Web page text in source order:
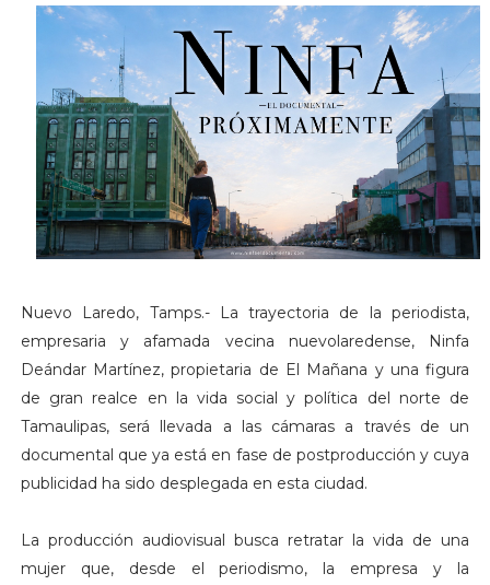
Nuevo Laredo, Tamps.- La trayectoria de la periodista,
empresaria y afamada vecina nuevolaredense, Ninfa
Deándar Martínez, propietaria de El Mañana y una figura
de gran realce en la vida social y política del norte de
Tamaulipas, será llevada a las cámaras a través de un
documental que ya está en fase de postproducción y cuya
publicidad ha sido desplegada en esta ciudad.
La producción audiovisual busca retratar la vida de una
mujer que, desde el periodismo, la empresa y la